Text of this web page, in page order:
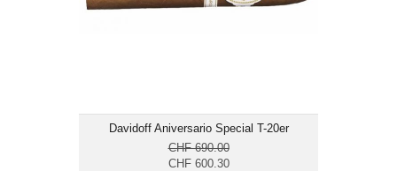
Davidoff Aniversario Special T-20er
CHF 690.00
CHF 600.30
mild bis mittelkräftig